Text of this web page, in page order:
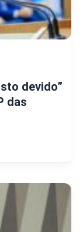
devido”
das